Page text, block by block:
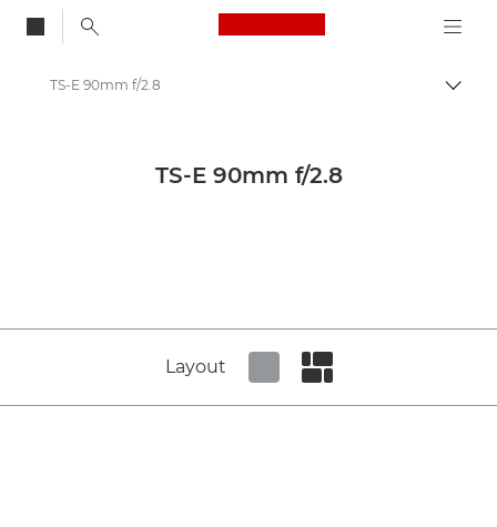
Canon Logo, back
Skift
Canon-kameraobjektiver
TS-E 90mm f/2.8
TS-E 90mm f/2.8
Layout